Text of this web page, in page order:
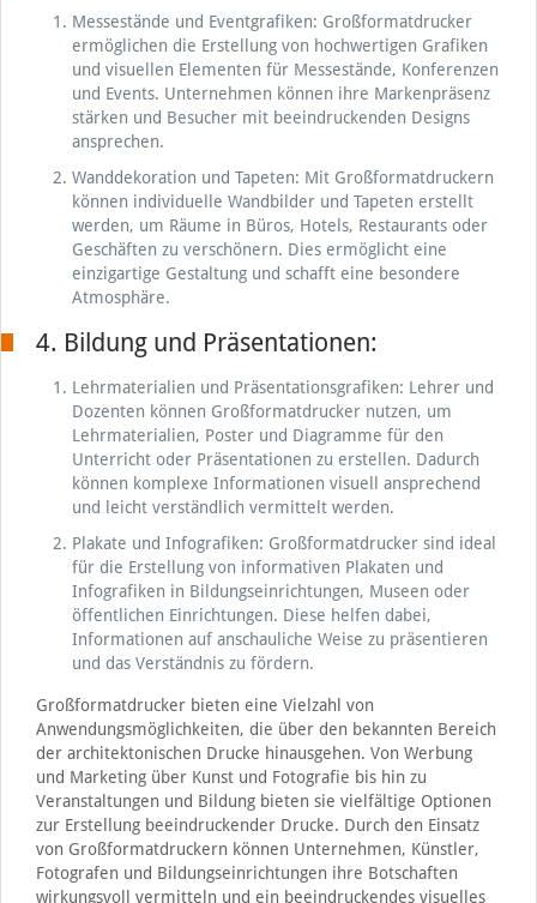
Messestände und Eventgrafiken: Großformatdrucker
ermöglichen die Erstellung von hochwertigen Grafiken
und visuellen Elementen für Messestände, Konferenzen
und Events. Unternehmen können ihre Markenpräsenz
stärken und Besucher mit beeindruckenden Designs
ansprechen.
Wanddekoration und Tapeten: Mit Großformatdruckern
können individuelle Wandbilder und Tapeten erstellt
werden, um Räume in Büros, Hotels, Restaurants oder
Geschäften zu verschönern. Dies ermöglicht eine
einzigartige Gestaltung und schafft eine besondere
Atmosphäre.
4. Bildung und Präsentationen:
Lehrmaterialien und Präsentationsgrafiken: Lehrer und
Dozenten können Großformatdrucker nutzen, um
Lehrmaterialien, Poster und Diagramme für den
Unterricht oder Präsentationen zu erstellen. Dadurch
können komplexe Informationen visuell ansprechend
und leicht verständlich vermittelt werden.
Plakate und Infografiken: Großformatdrucker sind ideal
für die Erstellung von informativen Plakaten und
Infografiken in Bildungseinrichtungen, Museen oder
öffentlichen Einrichtungen. Diese helfen dabei,
Informationen auf anschauliche Weise zu präsentieren
und das Verständnis zu fördern.
Großformatdrucker bieten eine Vielzahl von
Anwendungsmöglichkeiten, die über den bekannten Bereich
der architektonischen Drucke hinausgehen. Von Werbung
und Marketing über Kunst und Fotografie bis hin zu
Veranstaltungen und Bildung bieten sie vielfältige Optionen
zur Erstellung beeindruckender Drucke. Durch den Einsatz
von Großformatdruckern können Unternehmen, Künstler,
Fotografen und Bildungseinrichtungen ihre Botschaften
wirkungsvoll vermitteln und ein beeindruckendes visuelles